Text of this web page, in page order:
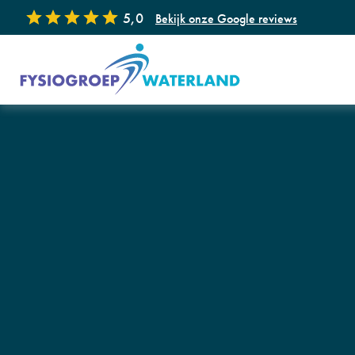
5,0 Bekijk onze Google reviews